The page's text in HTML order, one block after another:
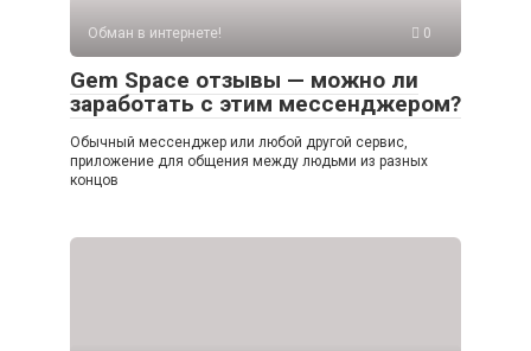
Обман в интернете! 0
Gem Space отзывы — можно ли
заработать с этим мессенджером?
Обычный мессенджер или любой другой сервис,
приложение для общения между людьми из разных
концов